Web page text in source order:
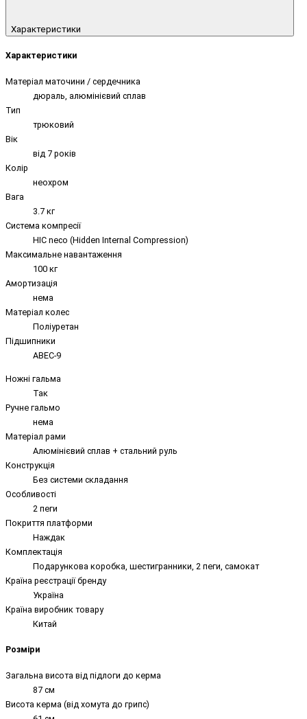
Характеристики
Характеристики
Матеріал маточини / сердечника
дюраль, алюмінієвий сплав
Тип
трюковий
Вік
від 7 років
Колір
неохром
Вага
3.7 кг
Система компресії
HIC neco (Hidden Internal Compression)
Максимальне навантаження
100 кг
Амортизація
нема
Матеріал колес
Поліуретан
Підшипники
ABEC-9
Ножні гальма
Так
Ручне гальмо
нема
Матеріал рами
Алюмінієвий сплав + стальний руль
Конструкція
Без системи складання
Особливості
2 пеги
Покриття платформи
Наждак
Комплектація
Подарункова коробка, шестигранники, 2 пеги, самокат
Країна реєстрації бренду
Україна
Країна виробник товару
Китай
Розміри
Загальна висота від підлоги до керма
87 см
Висота керма (від хомута до грипс)